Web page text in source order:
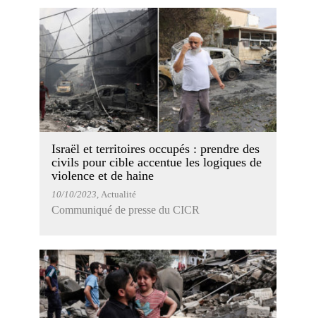
Israël et territoires occupés : prendre des
civils pour cible accentue les logiques de
violence et de haine
10/10/2023, Actualité
Communiqué de presse du CICR